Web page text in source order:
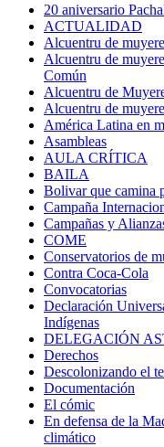
20 aniversario
ACTUALIDAD
Alcuentru de
Alcuentru de
Común
Alcuentru de
Alcuentru de
América Latina en
Asambleas
AULA CRÍTICA
BAILA
Bolivar que camina
Campaña
Campañas y
COME
Conservatorios de
Contra Coca-Cola
Convocatorias
Declaración
Indígenas
DELEGACIÓN
Derechos
Descolonizando el
Documentación
El cómic
En defensa de la
climático